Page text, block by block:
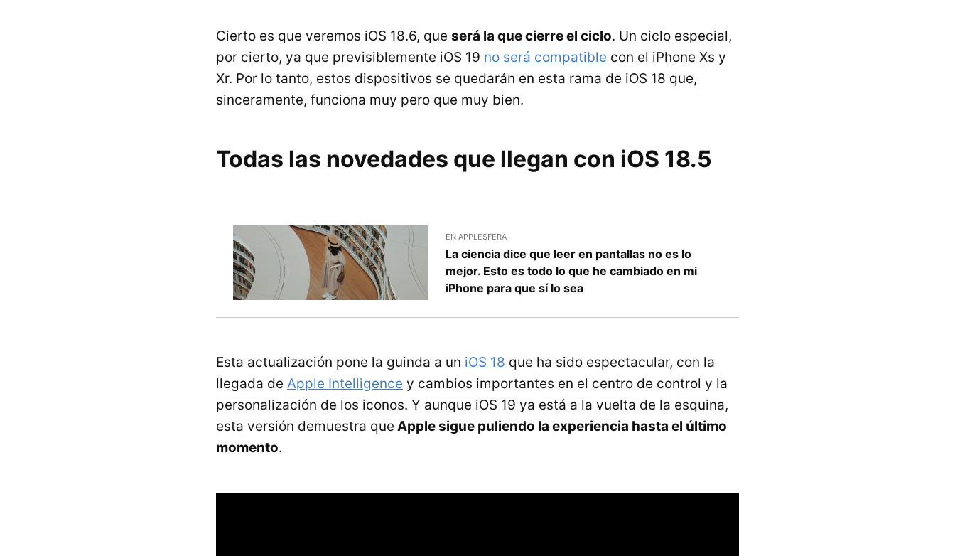
Cierto es que veremos iOS 18.6, que será la que cierre el ciclo. Un ciclo especial,
por cierto, ya que previsiblemente iOS 19 no será compatible con el iPhone Xs y
Xr. Por lo tanto, estos dispositivos se quedarán en esta rama de iOS 18 que,
sinceramente, funciona muy pero que muy bien.
Todas las novedades que llegan con iOS 18.5
EN APPLESFERA
La ciencia dice que leer en pantallas no es lo
mejor. Esto es todo lo que he cambiado en mi
iPhone para que sí lo sea
Esta actualización pone la guinda a un iOS 18 que ha sido espectacular, con la
llegada de Apple Intelligence y cambios importantes en el centro de control y la
personalización de los iconos. Y aunque iOS 19 ya está a la vuelta de la esquina,
esta versión demuestra que Apple sigue puliendo la experiencia hasta el último
momento.